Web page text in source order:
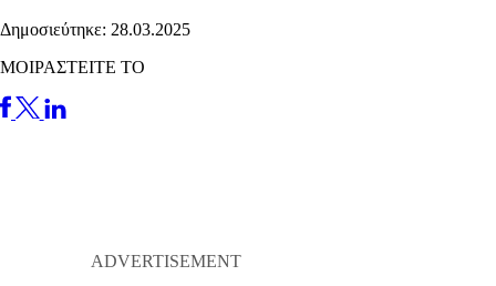
Δημοσιεύτηκε: 28.03.2025
ΜΟΙΡΑΣΤΕΙΤΕ ΤΟ